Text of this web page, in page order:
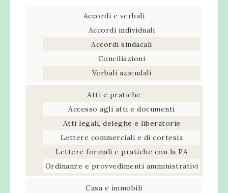
Accordi e verbali
Accordi individuali
Accordi sindacali
Conciliazioni
Verbali aziendali
Atti e pratiche
Accesso agli atti e documenti
Atti legali, deleghe e liberatorie
Lettere commerciali e di cortesia
Lettere formali e pratiche con la PA
Ordinanze e provvedimenti amministrativi
Casa e immobili